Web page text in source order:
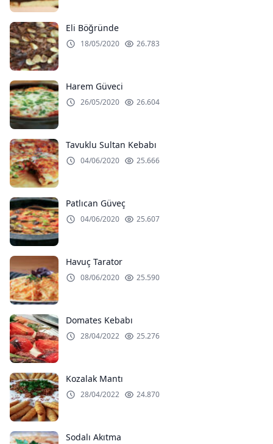
Eli Böğründe
18/05/2020 26.783
Harem Güveci
26/05/2020 26.604
Tavuklu Sultan Kebabı
04/06/2020 25.666
Patlıcan Güveç
04/06/2020 25.607
Havuç Tarator
08/06/2020 25.590
Domates Kebabı
28/04/2022 25.276
Kozalak Mantı
28/04/2022 24.870
Sodalı Akıtma